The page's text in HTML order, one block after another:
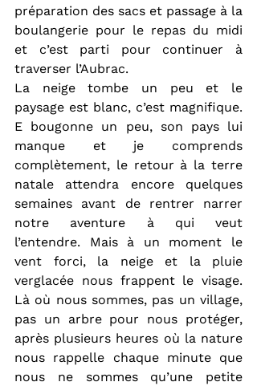
préparation des sacs et passage à la
boulangerie pour le repas du midi
et c’est parti pour continuer à
traverser l’Aubrac.
La neige tombe un peu et le
paysage est blanc, c’est magnifique.
E bougonne un peu, son pays lui
manque et je comprends
complètement, le retour à la terre
natale attendra encore quelques
semaines avant de rentrer narrer
notre aventure à qui veut
l’entendre. Mais à un moment le
vent forci, la neige et la pluie
verglacée nous frappent le visage.
Là où nous sommes, pas un village,
pas un arbre pour nous protéger,
après plusieurs heures où la nature
nous rappelle chaque minute que
nous ne sommes qu’une petite